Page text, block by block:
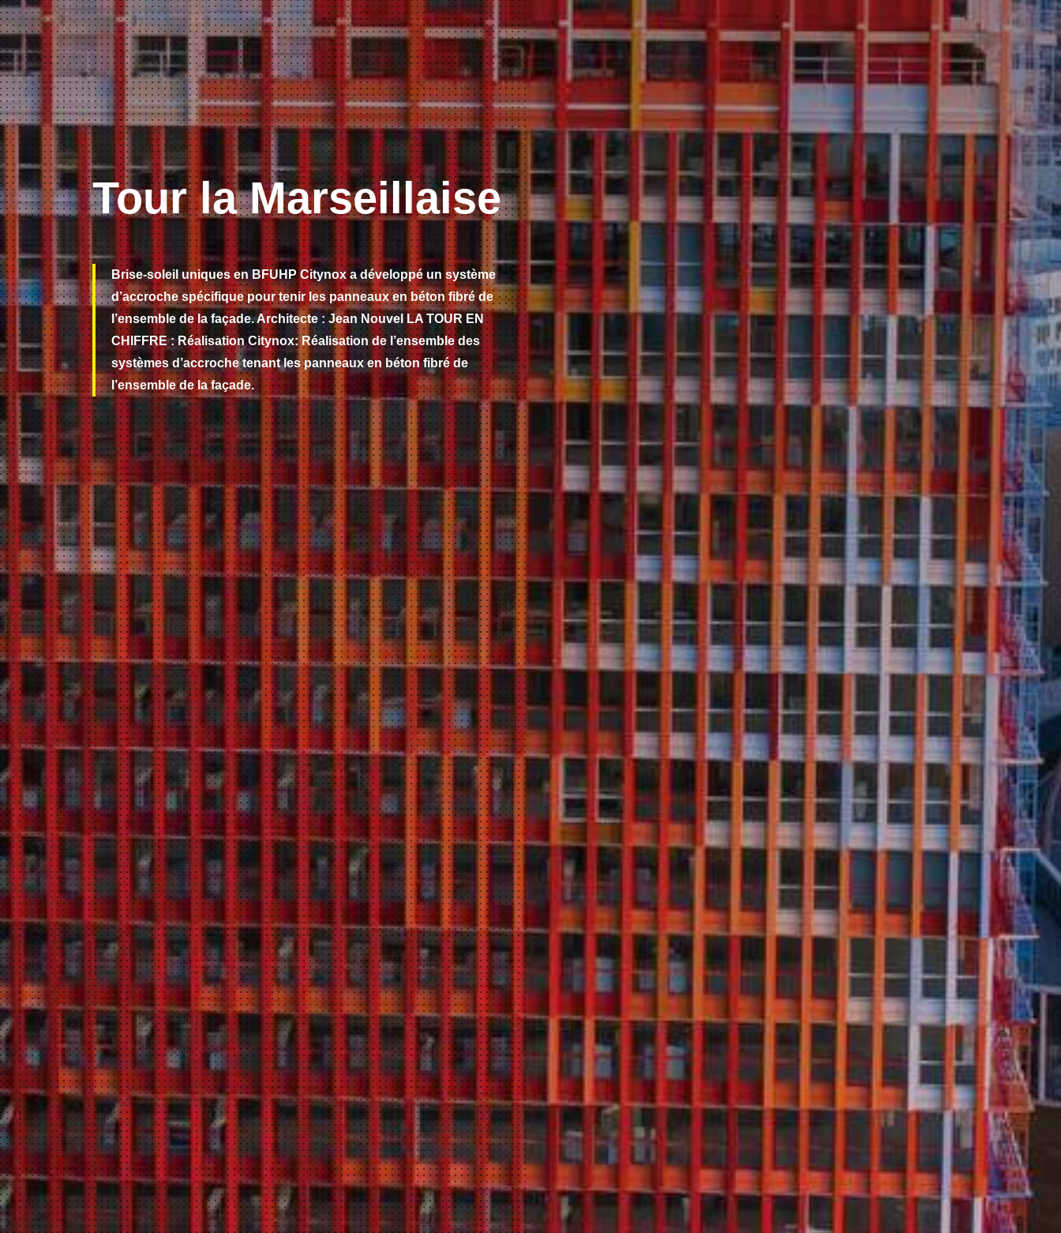
Tour la Marseillaise
Brise-soleil uniques en BFUHP Citynox a développé un système
d’accroche spécifique pour tenir les panneaux en béton fibré de
l’ensemble de la façade. Architecte : Jean Nouvel LA TOUR EN
CHIFFRE : Réalisation Citynox: Réalisation de l’ensemble des
systèmes d’accroche tenant les panneaux en béton fibré de
l’ensemble de la façade.